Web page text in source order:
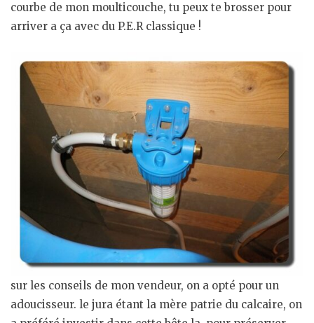
courbe de mon moulticouche, tu peux te brosser pour
arriver a ça avec du P.E.R classique !
sur les conseils de mon vendeur, on a opté pour un
adoucisseur. le jura étant la mère patrie du calcaire, on